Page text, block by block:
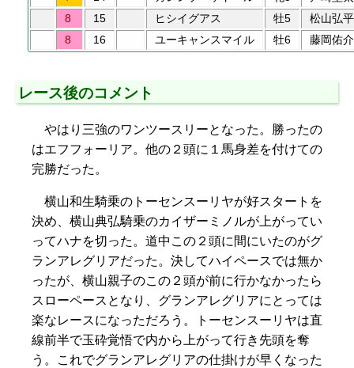
8
15 ヒシイグアス 牡5
松山弘平
8
16 ユーキャンスマイル 牡6 藤岡佑介
レース後のコメント
やはり三強のワンツースリーとなった。勝ったの
はエフフォーリア。他の２頭に１馬身差を付けての
完勝だった。
横山和生騎乗のトーセンスーリヤが好スタートを
決め、横山典弘騎乗のカイザーミノルが上がってい
ってハナを切った。道中この２頭に間にいたのがグ
ランアレグリアだった。決してハイペースでは無か
ったが、横山親子のこの２頭が前に行かなかったら
スローペースとなり、グランアレグリアにとっては
楽なレースになっただろう。トーセンスーリヤは直
線前半で玉砕覚悟で内から上がって行き先頭を奪
う。これでグランアレグリアの仕掛けが早くなった